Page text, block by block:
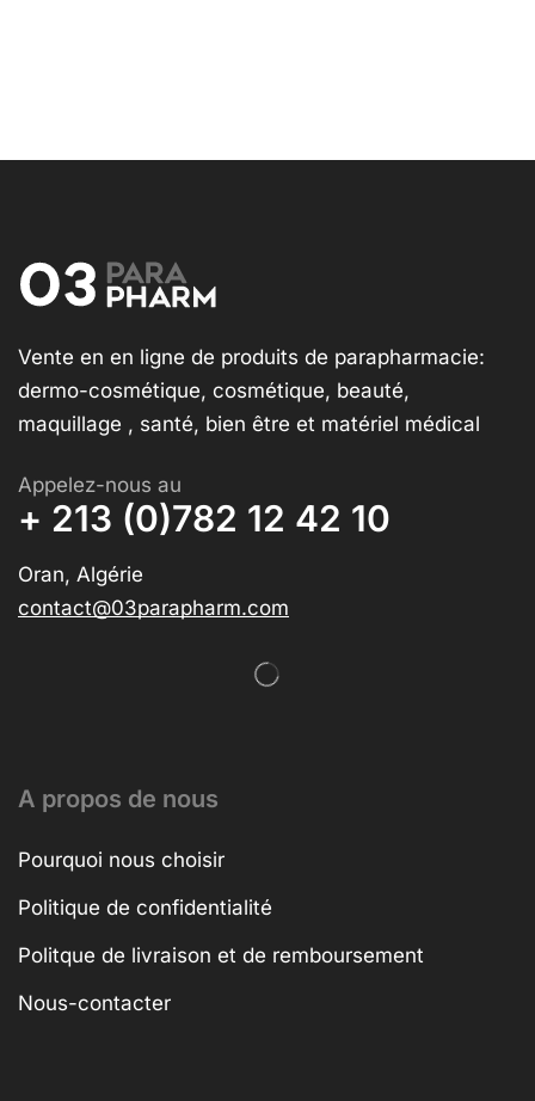
Vente en en ligne de produits de parapharmacie:
dermo-cosmétique, cosmétique, beauté,
maquillage , santé, bien être et matériel médical
Appelez-nous au
+ 213 (0)782 12 42 10
Oran, Algérie
contact@03parapharm.com
A propos de nous
Pourquoi nous choisir
Politique de confidentialité
Politque de livraison et de remboursement
Nous-contacter